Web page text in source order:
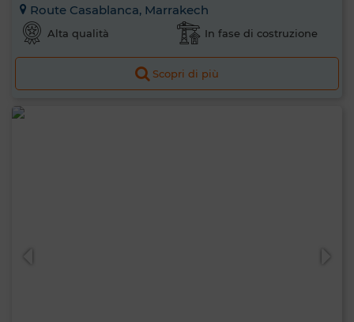
Route Casablanca, Marrakech
Alta qualità In fase di costruzione
Scopri di più